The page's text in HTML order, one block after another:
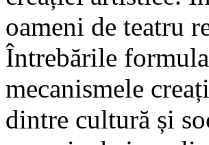
oameni de teatru
Întrebările
mecanismele
dintre cultură și